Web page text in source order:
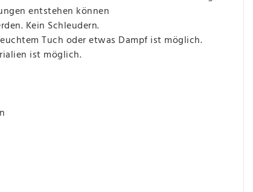
entstehen können
Kein Schleudern.
Tuch oder etwas Dampf ist möglich.
ist möglich.